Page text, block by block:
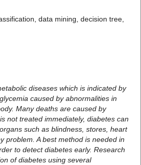
data mining, decision tree,
diseases which is indicated by
caused by abnormalities in
Many deaths are caused by
not treated immediately, diabetes can
such as blindness, stores, heart
problem. A best method is needed in
to detect diabetes early. Research
of diabetes using several